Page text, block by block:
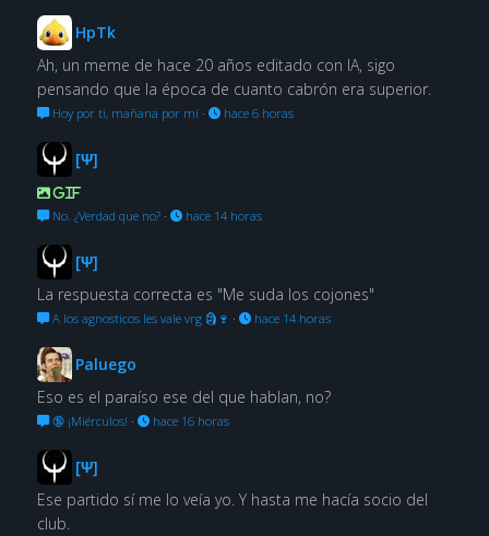
HpTk
Ah, un meme de hace 20 años editado con IA, sigo
pensando que la época de cuanto cabrón era superior.
Hoy por ti, mañana por mí· hace 6 horas
[Ψ]
GIF
No. ¿Verdad que no?· hace 14 horas
[Ψ]
La respuesta correcta es "Me suda los cojones"
A los agnosticos les vale vrg 🗿🍷 · hace 14 horas
Paluego
Eso es el paraíso ese del que hablan, no?
🔞 ¡Miérculos! · hace 16 horas
[Ψ]
Ese partido sí me lo veía yo. Y hasta me hacía socio del
club.